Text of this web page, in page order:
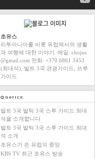
초유스
리투아니아를 비롯 유럽에서의 생활
과 여행에 대한 이야기. 메일: chojus
@gmail.com 전화: +370 6861 3453
(최대석), 발트 3국 관광가이드, 쓰루
가이드
발트 3국 발틱 3국 스루 가이드 최대
석을 소개합니다
발트 3국 발틱 3국 스루 가이드 최대
석 소개
초유스가 쓴 유럽의 중앙
KBS TV 최근 초유스 방송